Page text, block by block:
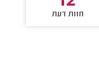
חוות דעת